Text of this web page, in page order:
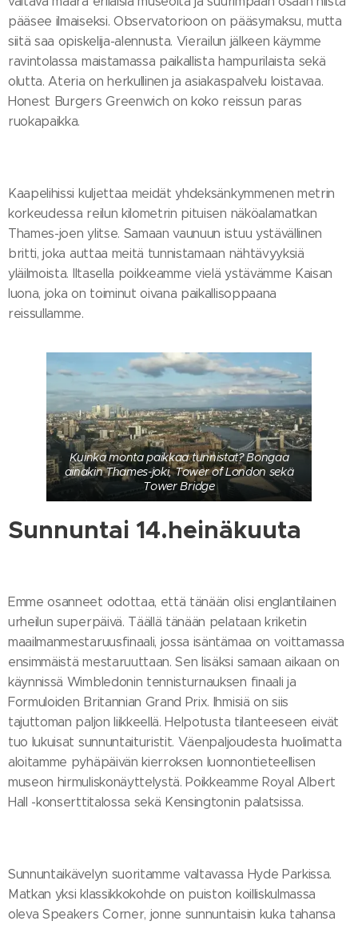
pääsee ilmaiseksi. Observatorioon on pääsymaksu, mutta
siitä saa opiskelija-alennusta. Vierailun jälkeen käymme
ravintolassa maistamassa paikallista hampurilaista sekä
olutta. Ateria on herkullinen ja asiakaspalvelu loistavaa.
Honest Burgers Greenwich on koko reissun paras
ruokapaikka.
Kaapelihissi kuljettaa meidät yhdeksänkymmenen metrin
korkeudessa reilun kilometrin pituisen näköalamatkan
Thames-joen ylitse. Samaan vaunuun istuu ystävällinen
britti, joka auttaa meitä tunnistamaan nähtävyyksiä
yläilmoista. Iltasella poikkeamme vielä ystävämme Kaisan
luona, joka on toiminut oivana paikallisoppaana
reissullamme.
Kuinka monta paikkaa tunnistat? Bongaa
ainakin Thames-joki, Tower of London sekä
Tower Bridge
Sunnuntai 14.heinäkuuta
Emme osanneet odottaa, että tänään olisi englantilainen
urheilun superpäivä. Täällä tänään pelataan kriketin
maailmanmestaruusfinaali, jossa isäntämaa on voittamassa
ensimmäistä mestaruuttaan. Sen lisäksi samaan aikaan on
käynnissä Wimbledonin tennisturnauksen finaali ja
Formuloiden Britannian Grand Prix. Ihmisiä on siis
tajuttoman paljon liikkeellä. Helpotusta tilanteeseen eivät
tuo lukuisat sunnuntaituristit. Väenpaljoudesta huolimatta
aloitamme pyhäpäivän kierroksen luonnontieteellisen
museon hirmuliskonäyttelystä. Poikkeamme Royal Albert
Hall -konserttitalossa sekä Kensingtonin palatsissa.
Sunnuntaikävelyn suoritamme valtavassa Hyde Parkissa.
Matkan yksi klassikkokohde on puiston koilliskulmassa
oleva Speakers Corner, jonne sunnuntaisin kuka tahansa